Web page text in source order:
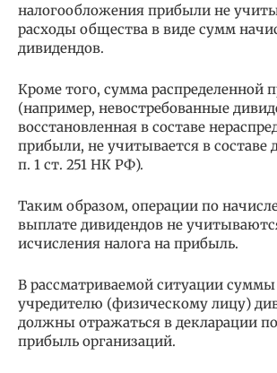
налогообложения прибыли не
расходы общества в виде сумм
дивидендов.
Кроме того, сумма распределенной
(например, невостребованные
восстановленная в составе
прибыли, не учитывается в составе
п. 1 ст. 251 НК РФ).
Таким образом, операции по
выплате дивидендов не
исчисления налога на прибыль.
В рассматриваемой ситуации
учредителю (физическому лицу)
должны отражаться в декларации
прибыль организаций.